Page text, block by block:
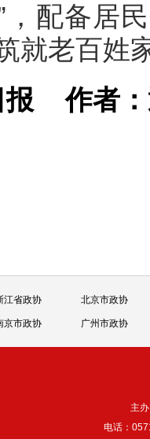
，配备居
就老百姓
报作者
江省政协 北京市政协
京市政协 广州市政协
主
电话：